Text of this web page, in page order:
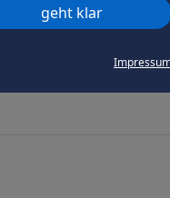
geht klar